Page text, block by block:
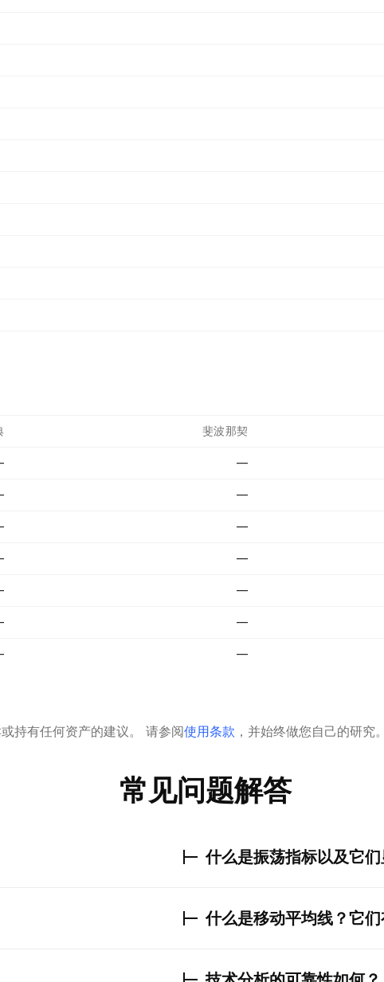
斐波那契
—
—
—
—
—
—
—
持有任何资产的建议。 请参阅使用条款 ，并始终做您自己的研究。
常见问题解答
什么是振荡指标以及它们
什么是移动平均线？它们